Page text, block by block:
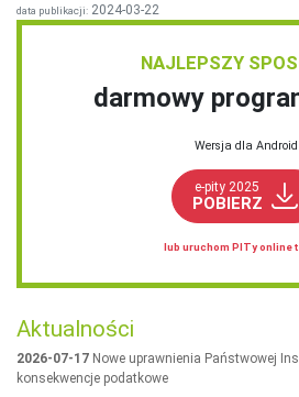
NAJLEPSZY
darmowy
Wersja dla Android
e-pity 2025
POBIERZ
lub uruchom PITy online
Aktualności
2026-07-17 Nowe uprawnienia Państwowej
konsekwencje podatkowe
data publikacji: 2024-03-22